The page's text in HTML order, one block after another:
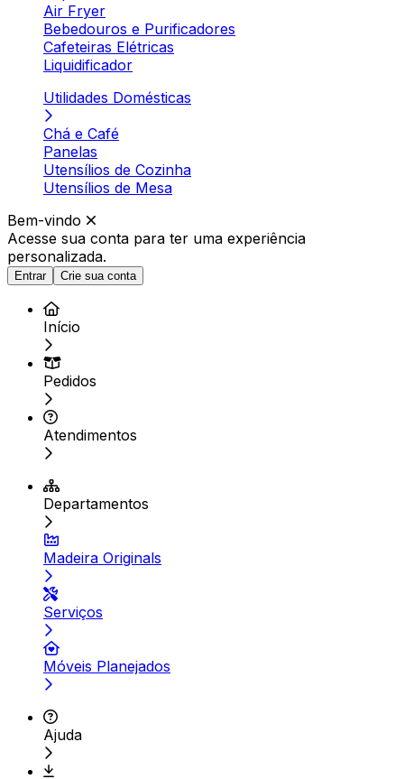
Air Fryer
Bebedouros e Purificadores
Cafeteiras Elétricas
Liquidificador
Utilidades Domésticas
Chá e Café
Panelas
Utensílios de Cozinha
Utensílios de Mesa
Bem-vindo
Acesse sua conta para ter uma experiência
personalizada.
Entrar Crie sua conta
Início
Pedidos
Atendimentos
Departamentos
Madeira Originals
Serviços
Móveis Planejados
Ajuda